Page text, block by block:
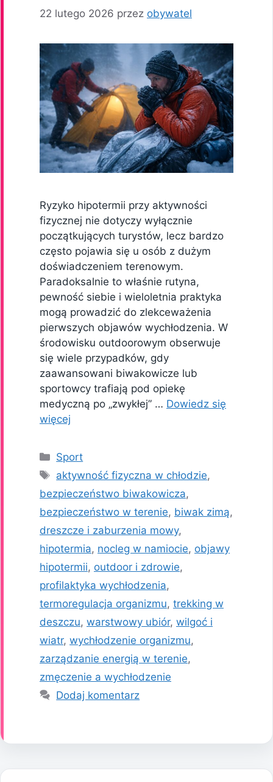
22 lutego 2026 przez obywatel
Ryzyko hipotermii przy aktywności
fizycznej nie dotyczy wyłącznie
początkujących turystów, lecz bardzo
często pojawia się u osób z dużym
doświadczeniem terenowym.
Paradoksalnie to właśnie rutyna,
pewność siebie i wieloletnia praktyka
mogą prowadzić do zlekceważenia
pierwszych objawów wychłodzenia. W
środowisku outdoorowym obserwuje
się wiele przypadków, gdy
zaawansowani biwakowicze lub
sportowcy trafiają pod opiekę
medyczną po „zwykłej” … Dowiedz się
więcej
Kategorie
Sport
Tagi
aktywność fizyczna w chłodzie,
bezpieczeństwo biwakowicza,
bezpieczeństwo w terenie, biwak zimą,
dreszcze i zaburzenia mowy,
hipotermia, nocleg w namiocie, objawy
hipotermii, outdoor i zdrowie,
profilaktyka wychłodzenia,
termoregulacja organizmu, trekking w
deszczu, warstwowy ubiór, wilgoć i
wiatr, wychłodzenie organizmu,
zarządzanie energią w terenie,
zmęczenie a wychłodzenie
Dodaj komentarz